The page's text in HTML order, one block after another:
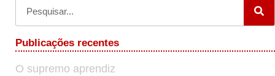
Publicações recentes
O supremo aprendiz